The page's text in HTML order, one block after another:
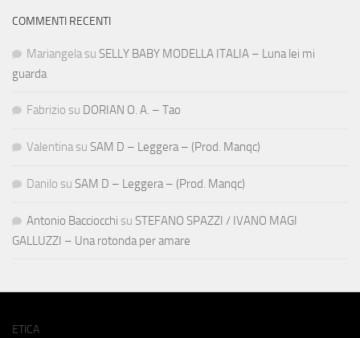
COMMENTI RECENTI
Mariangela su SELLY BABY MODELLA ITALIA – Luna lei mi
guarda
Fabrizio su DORIAN O. A. – Tao
Valentina su SAM D – Leggera – (Prod. Manqc)
Danilo su SAM D – Leggera – (Prod. Manqc)
Antonio Bacciocchi su STEFANO SPAZZI / IVANO MAGI
GALLUZZI – Una rotonda per amare
ETICA